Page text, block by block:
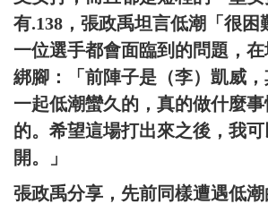
有.138，張政禹坦言低潮「很困
一位選手都會面臨到的問題，
綁腳：「前陣子是（李）凱威
一起低潮蠻久的，真的做什麼
的。希望這場打出來之後，我
開。」
張政禹分享，先前同樣遭遇低